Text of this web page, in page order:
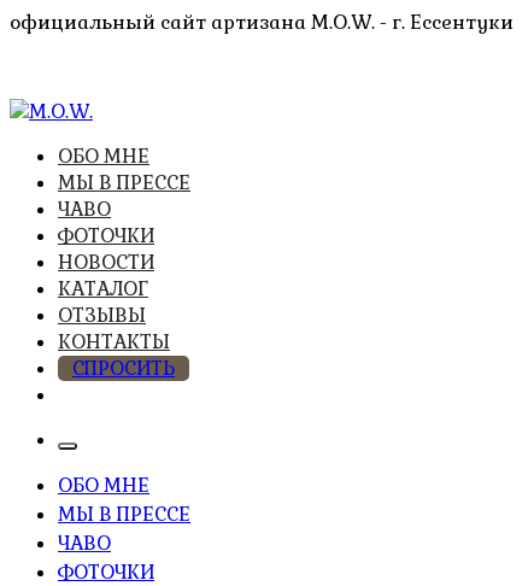
Перейти
официальный сайт артизана M.O.W. - г. Ессентуки
M.O.W.
высочайшее качество из натуральных компонентов
ОБО МНЕ
МЫ В ПРЕССЕ
ЧАВО
ФОТОЧКИ
НОВОСТИ
КАТАЛОГ
ОТЗЫВЫ
КОНТАКТЫ
СПРОСИТЬ
ОБО МНЕ
МЫ В ПРЕССЕ
ЧАВО
ФОТОЧКИ